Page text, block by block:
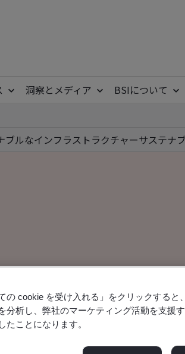
洞察とメディア
BSIについて
ブルなインフラストラクチャーサステナ
の cookie を受け入れる」をクリックする
分析し、弊社のマーケティング活動を支援
たことになります。